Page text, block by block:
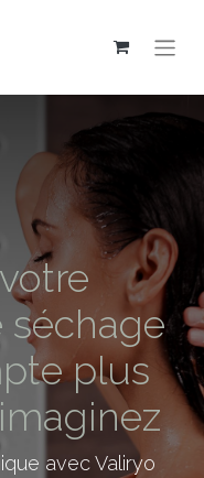
séchage
plus
avec Valiryo